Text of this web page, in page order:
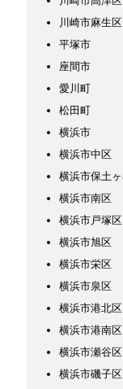
川崎市麻生区
平塚市
座間市
愛川町
松田町
横浜市
横浜市中区
横浜市保土
横浜市南区
横浜市戸塚区
横浜市旭区
横浜市栄区
横浜市泉区
横浜市港北区
横浜市港南区
横浜市瀬谷区
横浜市磯子区